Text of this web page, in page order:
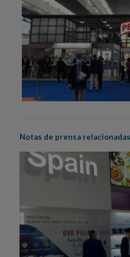
Notas de prensa relacionadas